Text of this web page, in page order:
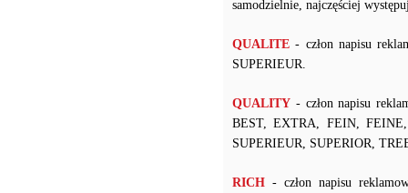
samodzielnie, najczęściej
QUALITE - człon napisu
SUPERIEUR.
QUALITY - człon napisu
BEST, EXTRA, FEIN,
SUPERIEUR, SUPERIOR,
RICH - człon napisu